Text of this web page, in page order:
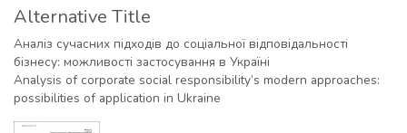
Alternative Title
Аналіз сучасних підходів до соціальної відповідальності
бізнесу: можливості застосування в Україні
Analysis of corporate social responsibility’s modern approaches:
possibilities of application in Ukraine